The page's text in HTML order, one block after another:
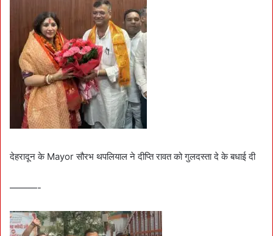
देहरादून के Mayor सौरभ थपलियाल ने दीप्ति रावत को गुलदस्ता दे के बधाई दी
———-